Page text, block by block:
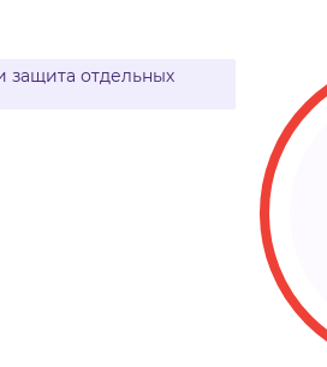
защита отдельных